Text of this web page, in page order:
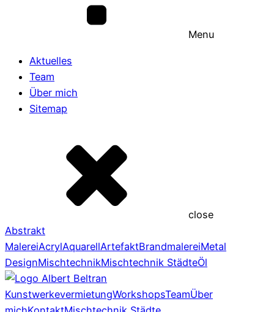
Menu
Aktuelles
Team
Über mich
Sitemap
close
Abstrakt
MalereiAcrylAquarellArtefaktBrandmalereiMetal
DesignMischtechnikMischtechnik StädteÖl
KunstwerkevermietungWorkshopsTeamÜber